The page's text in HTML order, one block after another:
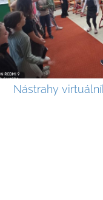
Nástrahy